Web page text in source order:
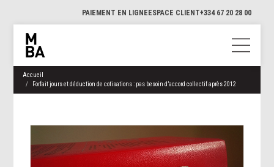
PAIEMENT EN LIGNEESPACE CLIENT+334 67 20 28 00
Accueil
Forfait jours et déduction de cotisations : pas besoin d’accord collectif après 2012